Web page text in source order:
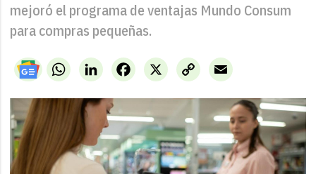
mejoró el programa de ventajas Mundo Consum
para compras pequeñas.
WhatsAppLinkedIn X
Facebook
Copy
Link
Email